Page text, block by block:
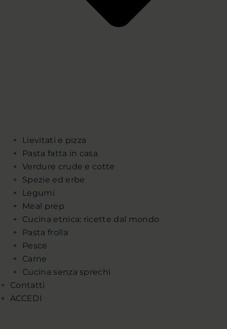
Lievitati e pizza
Pasta fatta in casa
Verdure crude e cotte
Spezie ed erbe
Legumi
Meal prep
Cucina etnica: ricette dal mondo
Pasta frolla
Pesce
Carne
Cucina senza sprechi
Contatti
ACCEDI